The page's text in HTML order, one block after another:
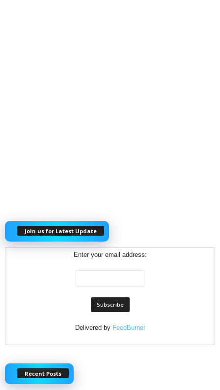
Join us for Latest Update
Enter your email address:
Delivered by FeedBurner
Recent Posts